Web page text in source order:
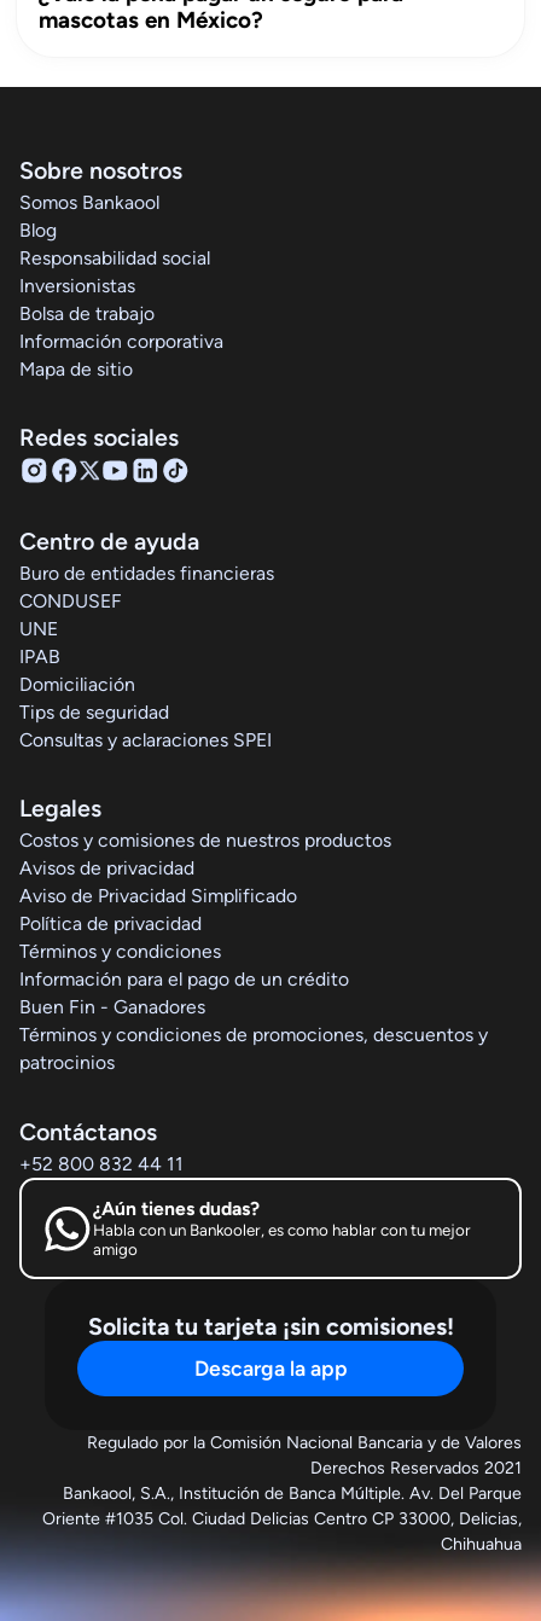
mascotas en México?
Sobre nosotros
Somos Bankaool
Blog
Responsabilidad social
Inversionistas
Bolsa de trabajo
Información corporativa
Mapa de sitio
Redes sociales
Centro de ayuda
Buro de entidades financieras
CONDUSEF
UNE
IPAB
Domiciliación
Tips de seguridad
Consultas y aclaraciones SPEI
Legales
Costos y comisiones de nuestros productos
Avisos de privacidad
Aviso de Privacidad Simplificado
Política de privacidad
Términos y condiciones
Información para el pago de un crédito
Buen Fin - Ganadores
Términos y condiciones de promociones, descuentos y
patrocinios
Contáctanos
+52 800 832 44 11
¿Aún tienes dudas?
Habla con un Bankooler, es como hablar con tu mejor
amigo
Solicita tu tarjeta ¡sin comisiones!
Descarga la app
Regulado por la Comisión Nacional Bancaria y de Valores
Derechos Reservados 2021
Bankaool, S.A., Institución de Banca Múltiple. Av. Del Parque
Oriente #1035 Col. Ciudad Delicias Centro CP 33000, Delicias,
Chihuahua